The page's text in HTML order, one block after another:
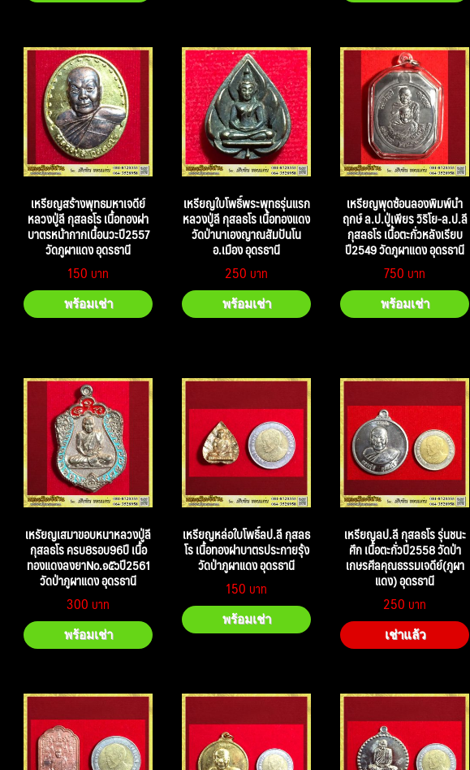
เหรียญสร้างพุทธมหาเจดีย์
หลวงปู่ลี กุสลธโร เนื้อทองฝา
บาตรหน้ากากเนื้อนวะปี2557
วัดภูผาแดง อุดรธานี
150
พร้อมเช่า
เหรียญใบโพธิ์พระพุทธรุ่นแรก
หลวงปู่ลี กุสลธโร เนื้อทองแดง
วัดป่านาเองญาณสัมปันโน
อ.เมือง อุดรธานี
250
พร้อมเช่า
เหรียญพุดซ้อนลองพิมพ์นำ
ฤกษ์ ล.ป.ปู่เพียร วิริโย-ล.ป.ลี
กุสลธโร เนื้อตะกั่วหลังเรียบ
ปี2549 วัดภูผาแดง อุดรธานี
750
พร้อมเช่า
เหรัยญเสมาขอบหนาหลวงปู่ลี
กุสลธโร ครบ8รอบ96ปี เนื้อ
ทองแดงลงยาNo.๑๕๖ปี2561
วัดป่าภูผาแดง อุดรธานี
300
พร้อมเช่า
เหรียญหล่อใบโพธิ์ลป.ลี กุสลธ
โร เนื้อทองฝาบาตรประกายรุ้ง
วัดป่าภูผาแดง อุดรธานี
150
พร้อมเช่า
เหรียญลป.ลี กุสลธโร รุ่นชนะ
ศึก เนื้อตะกั่วปี2558 วัดป่า
เกษรศีลคุณธรรมเจดีย์(ภูผา
แดง) อุดรธานี
250
เช่าแล้ว